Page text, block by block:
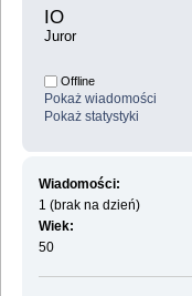
IO
Juror
Offline
Pokaż wiadomości
Pokaż statystyki
Wiadomości:
1 (brak na dzień)
Wiek:
50